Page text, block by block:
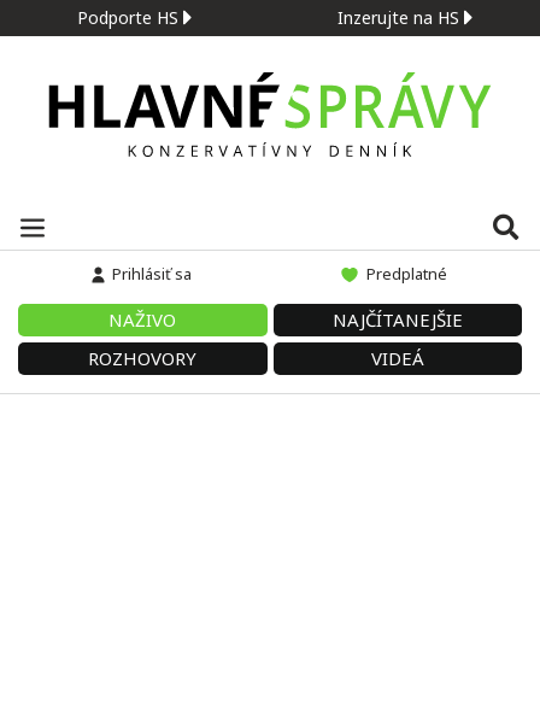
Podporte HS Inzerujte na HS
Prihlásiť sa Predplatné
NAŽIVO
NAJČÍTANEJŠIE
ROZHOVORY
VIDEÁ